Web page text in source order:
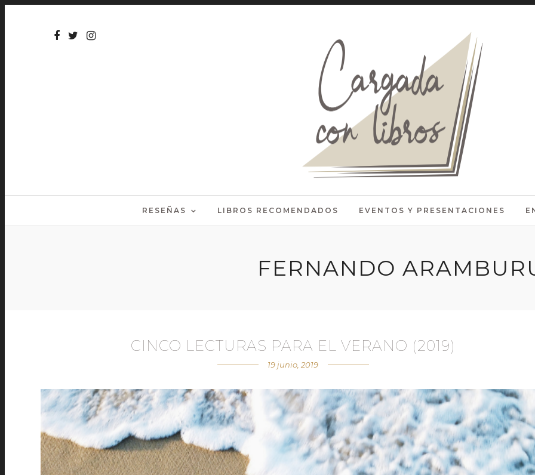
RESEÑAS LIBROS RECOMENDADOS EVENTOS Y PRESENTACIONES
FERNANDO
CINCO LECTURAS PARA EL VERANO (2019)
19 junio, 2019